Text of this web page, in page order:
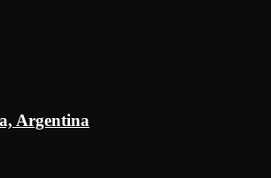
Argentina